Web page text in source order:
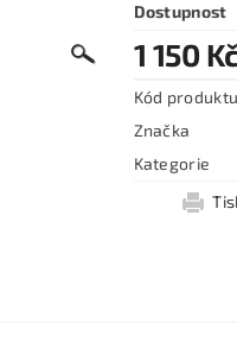
Dostupnost
1 150
Kód produktu
Značka
Kategorie